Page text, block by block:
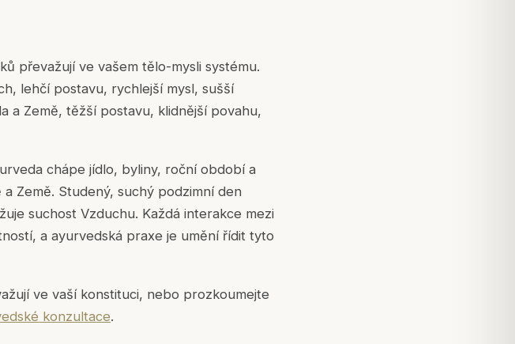
převažují ve vašem tělo-mysli systému.
lehčí postavu, rychlejší mysl, sušší
a Země, těžší postavu, klidnější povahu,
chápe jídlo, byliny, roční období a
Země. Studený, suchý podzimní den
suchost Vzduchu. Každá interakce mezi
a ayurvedská praxe je umění řídit tyto
ve vaší konstituci, nebo prozkoumejte
konzultace.